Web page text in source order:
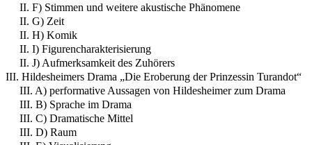
II. F) Stimmen und weitere akustische Phänomene
II. G) Zeit
II. H) Komik
II. I) Figurencharakterisierung
II. J) Aufmerksamkeit des Zuhörers
III. Hildesheimers Drama „Die Eroberung der Prinzessin Turandot“
III. A) performative Aussagen von Hildesheimer zum Drama
III. B) Sprache im Drama
III. C) Dramatische Mittel
III. D) Raum